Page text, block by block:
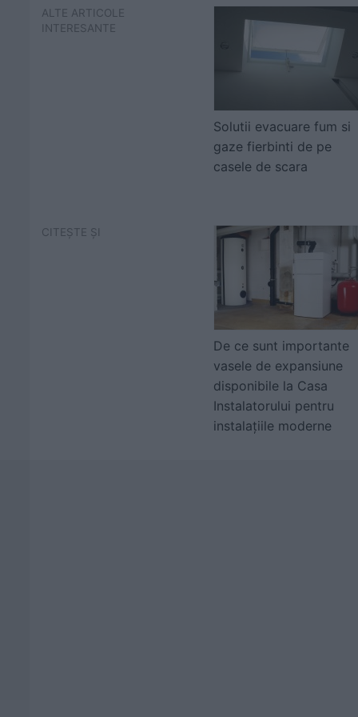
ALTE ARTICOLE
INTERESANTE
Solutii evacuare fum si
gaze fierbinti de pe
casele de scara
CITEȘTE ȘI
De ce sunt importante
vasele de expansiune
disponibile la Casa
Instalatorului pentru
instalațiile moderne